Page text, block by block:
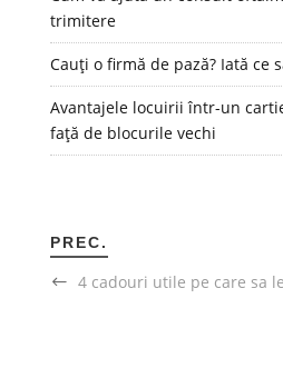
trimitere
Cauți o firmă de pază? Iată ce
Avantajele locuirii într-un
față de blocurile vechi
PREC.
4 cadouri utile pe care sa